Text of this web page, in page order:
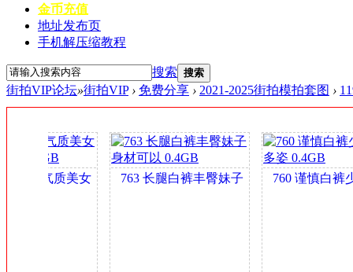
金币充值
地址发布页
手机解压缩教程
搜索 搜索
街拍VIP论坛»街拍VIP › 免费分享 › 2021-2025街拍模拍套图 ›
肥乳气质美女
763 长腿白裤丰臀妹子
760 谨慎白裤少